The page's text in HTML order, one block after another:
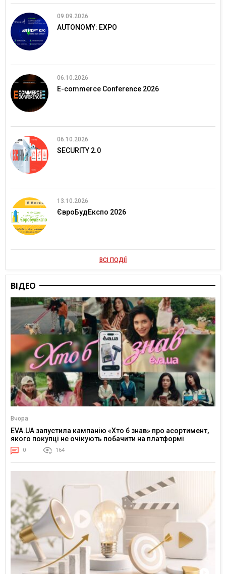
09.09.2026
AUTONOMY: EXPO
06.10.2026
E-commerce Conference 2026
06.10.2026
SECURITY 2.0
13.10.2026
ЄвроБудЕкспо 2026
ВСІ ПОДІЇ
ВІДЕО
Вчора
EVA.UA запустила кампанію «Хто б знав» про асортимент,
якого покупці не очікують побачити на платформі
0 164